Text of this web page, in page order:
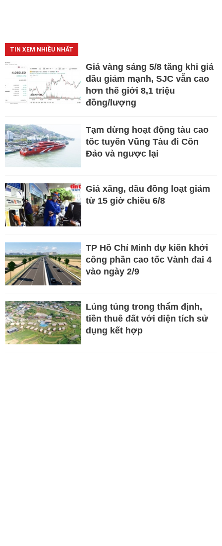
TIN XEM NHIỀU NHẤT
Giá vàng sáng 5/8 tăng khi giá
dầu giảm mạnh, SJC vẫn cao
hơn thế giới 8,1 triệu
đồng/lượng
Tạm dừng hoạt động tàu cao
tốc tuyến Vũng Tàu đi Côn
Đảo và ngược lại
Giá xăng, dầu đồng loạt giảm
từ 15 giờ chiều 6/8
TP Hồ Chí Minh dự kiến khởi
công phần cao tốc Vành đai 4
vào ngày 2/9
Lúng túng trong thẩm định,
tiền thuê đất với diện tích sử
dụng kết hợp